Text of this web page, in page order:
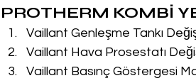
PROTHERM KOMBİ
Vaillant Genleşme Tankı
Vaillant Hava Prosestatı
Vaillant Basınç Göstergesi